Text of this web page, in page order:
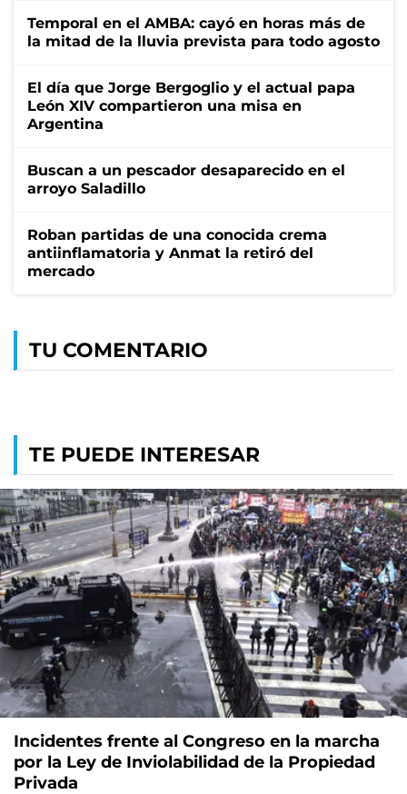
Temporal en el AMBA: cayó en horas más de
la mitad de la lluvia prevista para todo agosto
El día que Jorge Bergoglio y el actual papa
León XIV compartieron una misa en
Argentina
Buscan a un pescador desaparecido en el
arroyo Saladillo
Roban partidas de una conocida crema
antiinflamatoria y Anmat la retiró del
mercado
TU COMENTARIO
TE PUEDE INTERESAR
Incidentes frente al Congreso en la marcha
por la Ley de Inviolabilidad de la Propiedad
Privada